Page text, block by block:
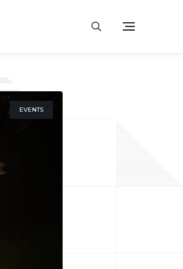
EVENTS